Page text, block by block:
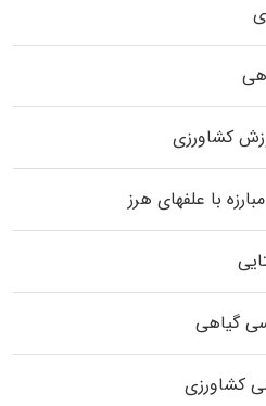
کشاورزی
با علفهای هرز
گیاهی
کشاورزی